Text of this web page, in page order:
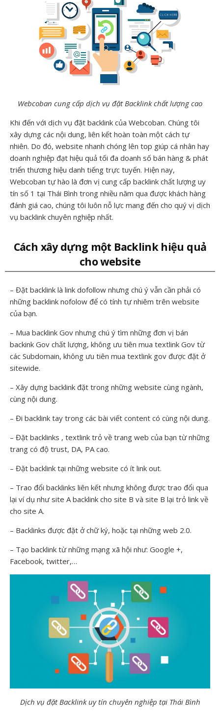
Webcoban cung cấp dịch vụ đặt Backlink chất lượng cao
Khi đến với dịch vụ đặt backlink của Webcoban. Chúng tôi
xây dựng các nội dung, liên kết hoàn toàn một cách tự
nhiên. Do đó, website nhanh chóng lên top giúp cá nhân hay
doanh nghiệp đạt hiệu quả tối đa doanh số bán hàng & phát
triển thương hiệu danh tiếng trực tuyến. Hiện nay,
Webcoban tự hào là đơn vị cung cấp backlink chất lượng uy
tín số 1 tại Thái Bình trong nhiều năm qua được khách hàng
đánh giá cao, chúng tôi luôn nỗ lực mang đến cho quý vị dịch
vụ backlink chuyên nghiệp nhất.
Cách xây dựng một Backlink hiệu quả
cho website
– Đặt backlink là link dofollow nhưng chú ý vẫn cần phải có
những backlink nofolow để có tính tự nhiêm trên website
của bạn.
– Mua backlink Gov nhưng chú ý tìm những đơn vị bán
backink Gov chất lượng, không ưu tiên mua textlink Gov từ
các Subdomain, không ưu tiên mua textlink gov được đặt ở
sitewide.
– Xây dựng backlink đặt trong những website cùng ngành,
cùng nội dung.
– Đi backlink tay trong các bài viết content có cùng nội dung.
– Đặt backlinks , textlink trỏ về trang web của bạn từ những
trang có độ trust, DA, PA cao.
– Đặt backlink tại những website có ít link out.
– Trao đổi backlinks liên kết nhưng không được trao đổi qua
lại ví dụ như site A backlink cho site B và site B lại trỏ link về
cho site A.
– Backlinks được đặt ở chữ ký, hoặc tại những web 2.0.
– Tạo backlink từ những mạng xã hội như: Google +,
Facebook, twitter,…
Dịch vụ đặt Backlink uy tín chuyên nghiệp tại Thái Bình